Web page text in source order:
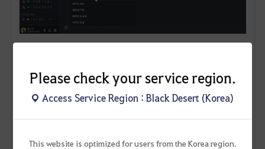
Please check your service region.
Access Service Region : Black Desert (Korea)
This website is optimized for users from the Korea region.
알림>
다음과 같은 알림창을 받아보거나 모바일